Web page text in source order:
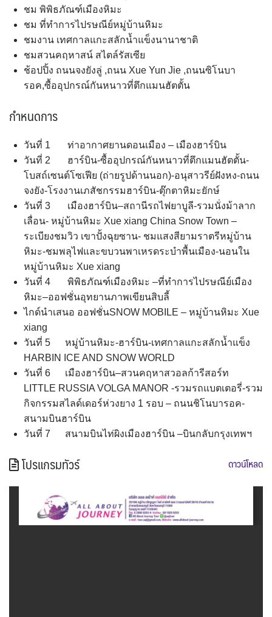
ชม พิพิธภัณฑ์เมืองหิมะ
ชม ที่ทำการไปรษณีย์หมู่บ้านหิมะ
ชมงาน เทศกาลแกะสลักน้ำแข็งนานาชาติ
ชมสวนคฤหาสน์ สไตล์รัสเซีย
ช้อปปิ้ง ถนนจงยังลู่ ,ถนน Xue Yun Jie ,ถนนซิโนบา
รอค,ซื้ออุปกรณ์กันหนาวที่ตึกแมนฮัตตั้น
กำหนดการ
วันที่ 1 ท่าอากาศยานดอนเมือง – เมืองฮาร์บิน
วันที่ 2 ฮาร์บิน-ซื้ออุปกรณ์กันหนาวที่ตึกแมนฮัตตั้น-
โบสถ์เซนต์โซเฟีย (ถ่ายรูปด้านนอก)-อนุสาวรีย์ฝังหง-ถนน
จงยัง-โรงงานเภสัชกรรมฮาร์บิน-ตุ๊กตาหิมะยักษ์
วันที่ 3 เมืองฮาร์บิน–สถานีรถไฟยาบูลี-รวมนั่งม้าลาก
เลื่อน- หมู่บ้านหิมะ Xue xiang China Snow Town –
ระเบียงชมวิว เขาปั้งฉุยซาน- ชมแสงสียามราตรีหมู่บ้าน
หิมะ-ชมพลุไฟและขบวนพาเหรดระบำพื้นเมือง-นอนใน
หมู่บ้านหิมะ Xue xiang
วันที่ 4 พิพิธภัณฑ์เมืองหิมะ –ที่ทำการไปรษณีย์เมือง
หิมะ–ออฟชั่นอุทยานภาพเขียนสิบลี้
ไกด์นำเสนอ ออฟชั่นSNOW MOBILE – หมู่บ้านหิมะ Xue
xiang
วันที่ 5 หมู่บ้านหิมะ-ฮาร์บิน-เทศกาลแกะสลักน้ำแข็ง
HARBIN ICE AND SNOW WORLD
วันที่ 6 เมืองฮาร์บิน–สวนคฤหาสวอลก้ารีสอร์ท
LITTLE RUSSIA VOLGA MANOR -รวมรถแบตเตอรี่-รวม
กิจกรรมสไลด์เดอร์ห่วงยาง 1 รอบ – ถนนชิโนบารอค-
สนามบินฮาร์บิน
วันที่ 7 สนามบินไท่ผิงเมืองฮาร์บิน –บินกลับกรุงเทพฯ
โปรแกรมทัวร์ ดาวน์โหลด